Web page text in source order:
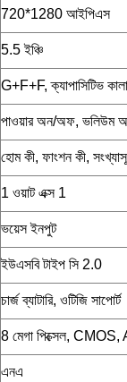
720*1280 আইপিএস
5.5 ইঞ্চি
G+F+F, ক্যাপাসিটিভ
পাওয়ার অন/অফ, ভলিউম
হোম কী, ফাংশন কী,
1 ওয়াট এক্স 1
ভয়েস ইনপুট
ইউএসবি টাইপ সি 2.0
চার্জ ব্যাটারি, ওটিজি সাপোর্ট
8 মেগা পিক্সেল,
এনএ